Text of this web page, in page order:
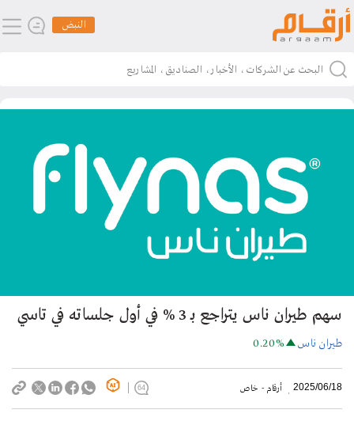
النبض
سهم طيران ناس يتراجع بـ 3 % في أول جلساته في تاسي
طيران ناس 0.20%
2025/06/18 أرقام - خاص 64